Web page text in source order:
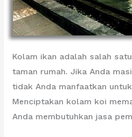
Kolam ikan adalah salah
taman rumah. Jika Anda
tidak Anda manfaatkan
Menciptakan kolam koi
Anda membutuhkan jasa